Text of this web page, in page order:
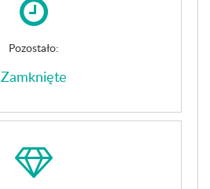
Pozostało:
Zamknięte